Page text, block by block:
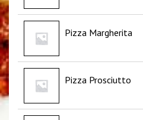
Pizza Margherita
Pizza Prosciutto